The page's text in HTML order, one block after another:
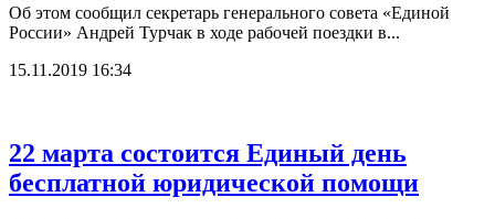
Об этом сообщил секретарь генерального совета «Единой
России» Андрей Турчак в ходе рабочей поездки в...
15.11.2019 16:34
22 марта состоится Единый день
бесплатной юридической помощи